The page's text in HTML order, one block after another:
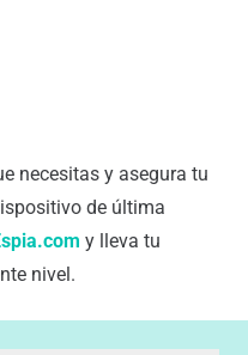
necesitas y asegura tu
de última
y lleva tu
nivel.